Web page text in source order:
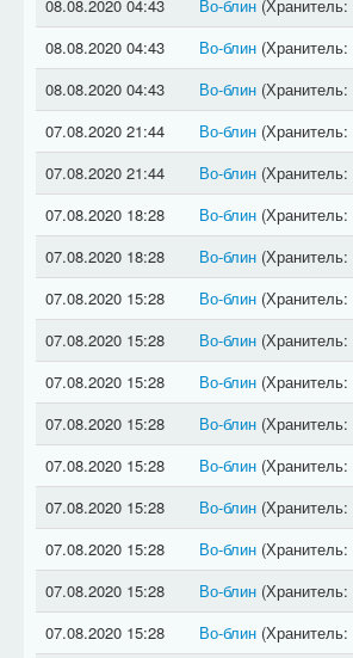
08.08.2020 04:43
Во-блин(Хранитель:
08.08.2020 04:43
Во-блин(Хранитель:
08.08.2020 04:43
Во-блин(Хранитель:
07.08.2020 21:44
Во-блин(Хранитель:
07.08.2020 21:44
Во-блин(Хранитель:
07.08.2020 18:28
Во-блин(Хранитель:
07.08.2020 18:28
Во-блин(Хранитель:
07.08.2020 15:28
Во-блин(Хранитель:
07.08.2020 15:28
Во-блин(Хранитель:
07.08.2020 15:28
Во-блин(Хранитель:
07.08.2020 15:28
Во-блин(Хранитель:
07.08.2020 15:28
Во-блин(Хранитель:
07.08.2020 15:28
Во-блин(Хранитель:
07.08.2020 15:28
Во-блин(Хранитель:
07.08.2020 15:28
Во-блин(Хранитель:
07.08.2020 15:28
Во-блин(Хранитель: